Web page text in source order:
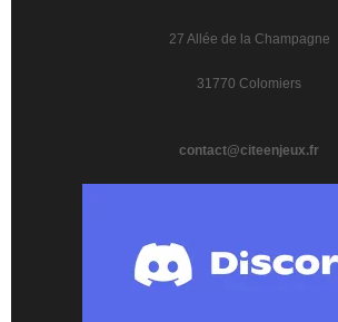
27 Allée de la Champagne
31770 Colomiers
contact@citeenjeux.fr